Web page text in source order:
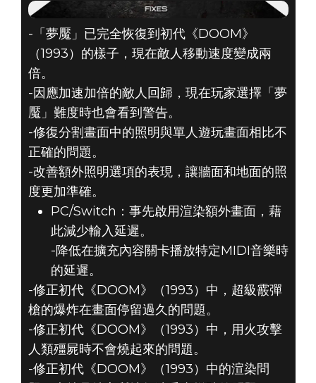
-「夢魘」已完全恢復到初代《DOOM》
（1993）的樣子，現在敵人移動速度變成兩
倍。
-因應加速加倍的敵人回歸，現在玩家選擇「夢
魘」難度時也會看到警告。
-修復分割畫面中的照明與單人遊玩畫面相比不
正確的問題。
-改善額外照明選項的表現，讓牆面和地面的照
度更加準確。
PC/Switch：事先啟用渲染額外畫面，藉
此減少輸入延遲。
-降低在擴充內容關卡播放特定MIDI音樂時
的延遲。
-修正初代《DOOM》（1993）中，超級霰彈
槍的爆炸在畫面停留過久的問題。
-修正初代《DOOM》（1993）中，用火攻擊
人類殭屍時不會燒起來的問題。
-修正初代《DOOM》（1993）中的渲染問